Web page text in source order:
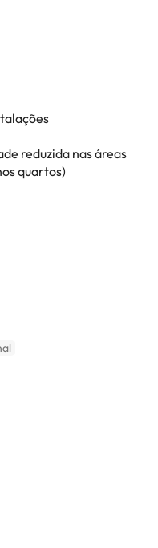
reduzida nas áreas
quartos)